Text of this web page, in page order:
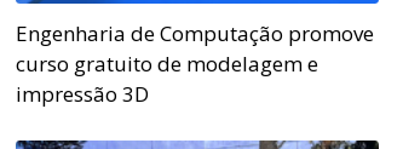
Engenharia de Computação promove
curso gratuito de modelagem e
impressão 3D